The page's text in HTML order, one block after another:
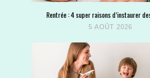
Rentrée : 4 super raisons d’instaurer
5 AOÛT 2026